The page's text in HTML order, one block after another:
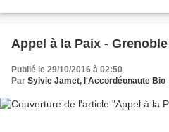
Appel à la Paix -
Publié le 29/10/2016 à 02:50
Par Sylvie Jamet, l'Accordéonaute Bio